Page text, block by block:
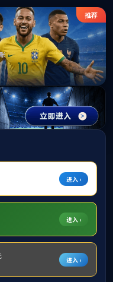
台)Platinum China
找不到对应的栏目！
此页